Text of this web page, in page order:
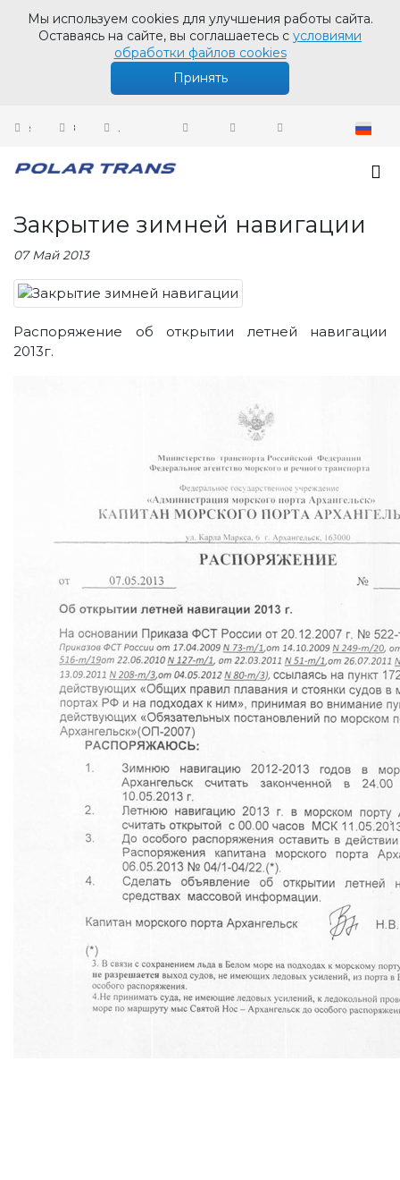
Мы используем cookies для улучшения работы сайта.
Оставаясь на сайте, вы соглашаетесь с условиями
обработки файлов cookies
Принять
sales@polartrans.ru
8 800 100 87 64
Личный кабинет
Новости Закрытие зимней навигации
Закрытие зимней навигации
07 Май 2013
Распоряжение об открытии летней навигации
2013г.